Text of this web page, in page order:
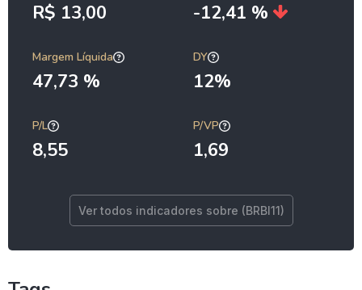
R$ 13,00 -12,41 %
Margem Líquida
47,73 %
DY
12%
P/L
8,55
P/VP
1,69
Ver todos indicadores sobre (BRBI11)